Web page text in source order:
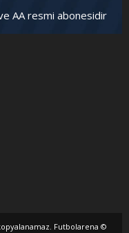
AA resmi abonesidir
Futbolarena ©